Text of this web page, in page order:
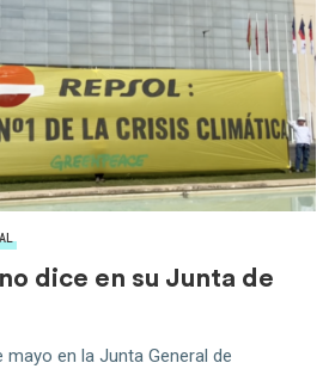
dice en su Junta de
mayo en la Junta General de